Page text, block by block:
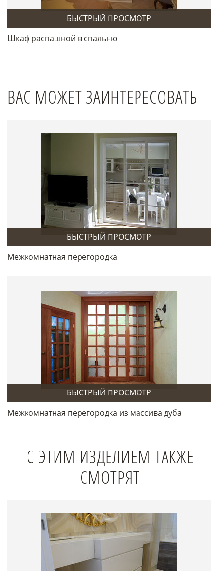
БЫСТРЫЙ ПРОСМОТР
Шкаф распашной в спальню
ВАС МОЖЕТ ЗАИНТЕРЕСОВАТЬ
БЫСТРЫЙ ПРОСМОТР
Межкомнатная перегородка
БЫСТРЫЙ ПРОСМОТР
Межкомнатная перегородка из массива дуба
С ЭТИМ ИЗДЕЛИЕМ ТАКЖЕ
СМОТРЯТ